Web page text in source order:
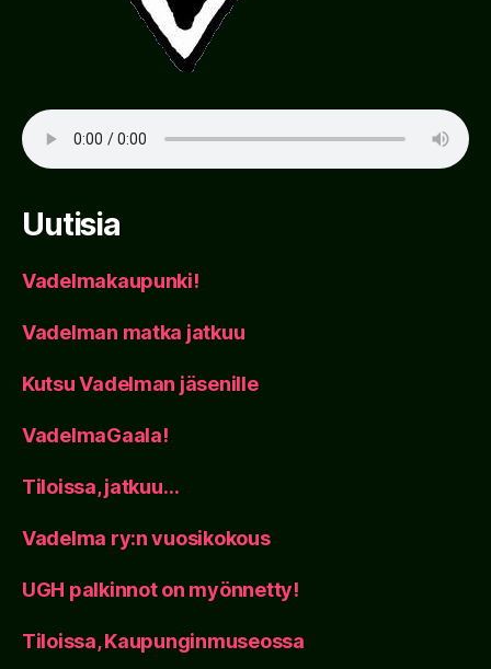
Uutisia
Vadelmakaupunki!
Vadelman matka jatkuu
Kutsu Vadelman jäsenille
VadelmaGaala!
Tiloissa, jatkuu…
Vadelma ry:n vuosikokous
UGH palkinnot on myönnetty!
Tiloissa, Kaupunginmuseossa